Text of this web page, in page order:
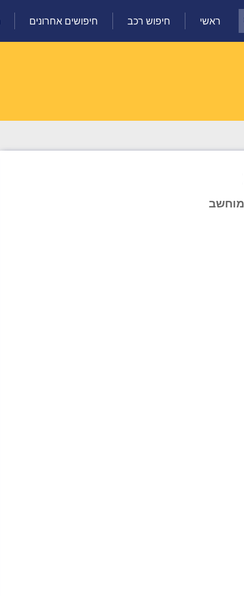
ראשי חיפוש רכב חיפושים אחרונים